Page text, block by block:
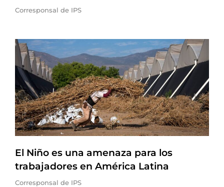
Corresponsal de IPS
El Niño es una amenaza para los
trabajadores en América Latina
Corresponsal de IPS